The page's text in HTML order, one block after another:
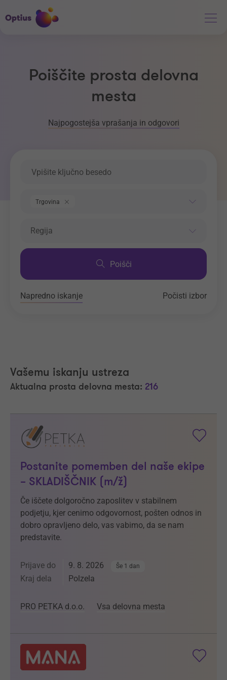
Poiščite prosta delovna
mesta
Najpogostejša vprašanja in odgovori
Trgovina
Regija
Poišči
Napredno iskanje Počisti izbor
Vašemu iskanju ustreza
Aktualna prosta delovna mesta: 216
Postanite pomemben del naše ekipe
– SKLADIŠČNIK (m/ž)
Če iščete dolgoročno zaposlitev v stabilnem
podjetju, kjer cenimo odgovornost, pošten odnos in
dobro opravljeno delo, vas vabimo, da se nam
predstavite.
Prijave do 9. 8. 2026 Še 1 dan
Kraj dela Polzela
PRO PETKA d.o.o. Vsa delovna mesta